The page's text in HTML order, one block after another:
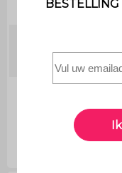
rugleuning
armleuning